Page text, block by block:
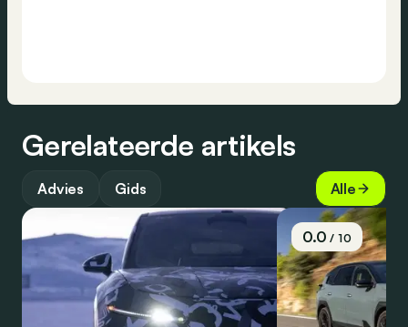
Gerelateerde artikels
Advies Gids Alle
0.0/ 10